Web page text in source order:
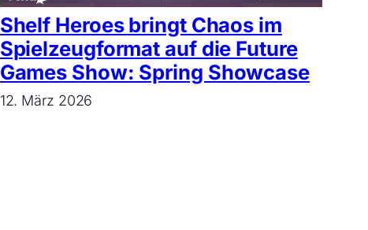
Shelf Heroes bringt Chaos im
Spielzeugformat auf die Future
Games Show: Spring Showcase
12. März 2026